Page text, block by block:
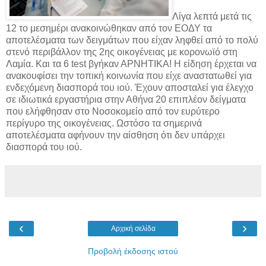
Λίγα λεπτά μετά τις
12 το μεσημέρι ανακοινώθηκαν από τον ΕΟΔΥ τα
αποτελέσματα των δειγμάτων που είχαν ληφθεί από το πολύ
στενό περιβάλλον της 2ης οικογένειας με κορονωϊό στη
Λαμία. Και τα 6 test βγήκαν ΑΡΝΗΤΙΚΑ! Η είδηση έρχεται να
ανακουφίσει την τοπική κοινωνία που είχε αναστατωθεί για
ενδεχόμενη διασπορά του ιού. Έχουν αποσταλεί για έλεγχο
σε ιδιωτικά εργαστήρια στην Αθήνα 20 επιπλέον δείγματα
που ελήφθησαν στο Νοσοκομείο από τον ευρύτερο
περίγυρο της οικογένειας. Ωστόσο τα σημερινά
αποτελέσματα αφήνουν την αίσθηση ότι δεν υπάρχει
διασπορά του ιού.
‹ ›
Αρχική σελίδα
Προβολή έκδοσης ιστού